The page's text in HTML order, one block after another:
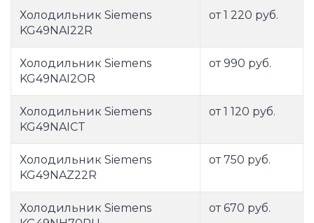
Холодильник Siemens
KG49NAI22R
от 1 220 руб.
Холодильник Siemens
KG49NAI2OR
от 990 руб.
Холодильник Siemens
KG49NAICT
от 1 120 руб.
Холодильник Siemens
KG49NAZ22R
от 750 руб.
Холодильник Siemens
от 670 руб.